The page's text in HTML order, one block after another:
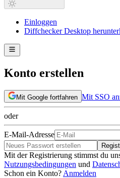
Einloggen
Diffchecker Desktop
Konto erstellen
Mit Google fortfahren Mit SSO
oder
E-Mail-Adresse
Mit der Registrierung stimmst du
Nutzungsbedingungen und
Schon ein Konto? Anmelden